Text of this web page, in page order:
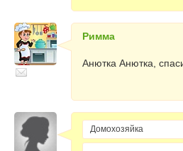
Римма
Анютка Анютка,